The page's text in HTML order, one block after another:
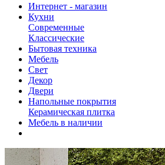
Интернет - магазин
Кухни
Современные
Классические
Бытовая техника
Мебель
Свет
Декор
Двери
Напольные покрытия
Керамическая плитка
Мебель в наличии